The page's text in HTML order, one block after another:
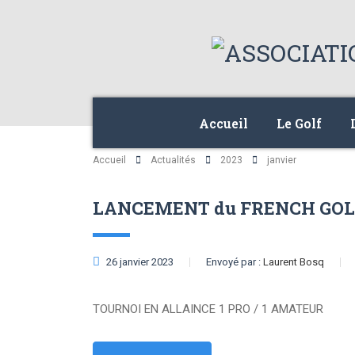
Accueil Le Golf
Accueil Actualités 2023 janvier
LANCEMENT du FRENCH
26 janvier 2023 Envoyé par : Laurent Bosq
TOURNOI EN ALLAINCE 1 PRO / 1 AMATEUR